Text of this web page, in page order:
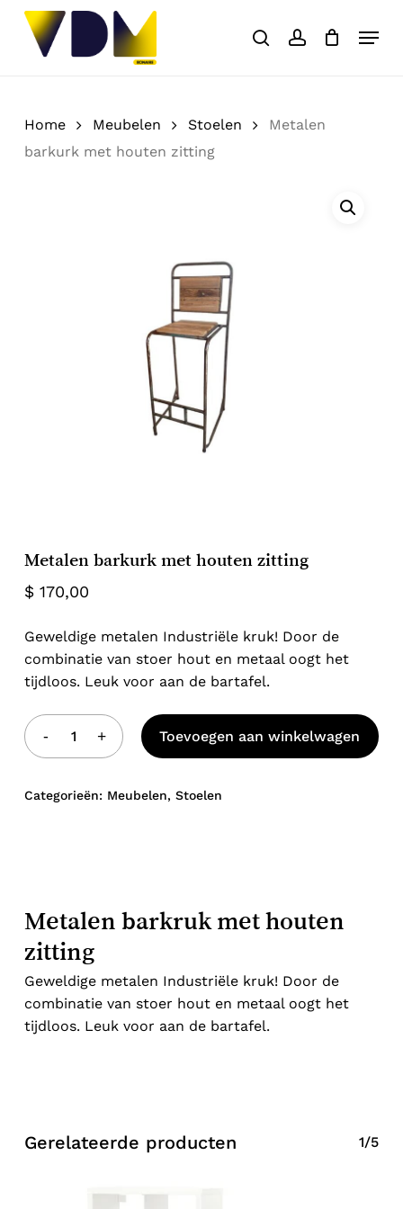
Skip
searchaccount
Menu
Cart Close
Geen producten in de winkelwagen.
Home Meubelen Stoelen
Metalen
barkurk met houten zitting
Metalen barkurk met houten zitting
$170,00
Geweldige metalen Industriële kruk! Door de
combinatie van stoer hout en metaal oogt het
tijdloos. Leuk voor aan de bartafel.
Toevoegen aan winkelwagen
Categorieën: Meubelen, Stoelen
Metalen barkruk met houten
zitting
Geweldige metalen Industriële kruk! Door de
combinatie van stoer hout en metaal oogt het
tijdloos. Leuk voor aan de bartafel.
Gerelateerde producten 1/5